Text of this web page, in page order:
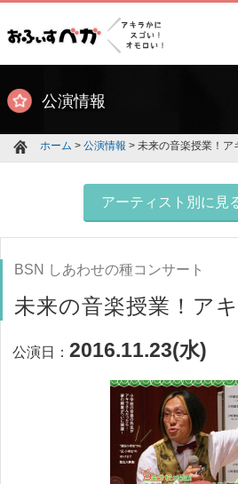
公演情報
ホーム > 公演情報 > 未来の音楽授業！ア
アーティスト別に見
BSN しあわせの種コンサート
未来の音楽授業！ア
公演日：2016.11.23(水)